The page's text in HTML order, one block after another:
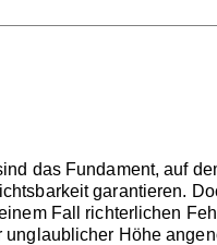
das Fundament, auf
garantieren.
Fall richterlichen
Höhe